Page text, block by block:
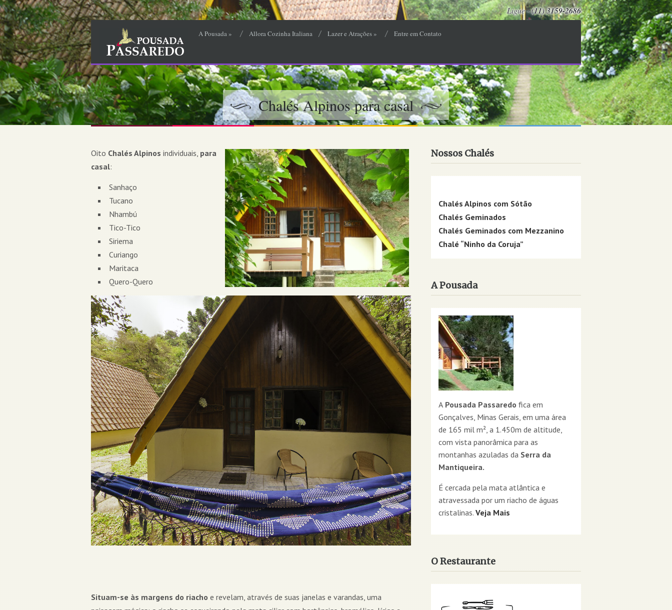
A Pousada » Allora Cozinha Italiana Lazer e Atrações » Entre em Contato
Ligue -(11) 3159-2686
Chalés Alpinos para casal
Oito Chalés Alpinos individuais, para
casal:
Sanhaço
Tucano
Nhambú
Tico-Tico
Siriema
Curiango
Maritaca
Quero-Quero
Situam-se às margens do riacho e revelam, através de suas janelas e varandas, uma
Nossos Chalés
Chalés Alpinos com Sótão
Chalés Geminados
Chalés Geminados com Mezzanino
Chalé “Ninho da Coruja”
A Pousada
A Pousada Passaredo fica em
Gonçalves, Minas Gerais, em uma área
de 165 mil m², a 1.450m de altitude,
com vista panorâmica para as
montanhas azuladas da Serra da
Mantiqueira.
É cercada pela mata atlântica e
atravessada por um riacho de águas
cristalinas. Veja Mais
O Restaurante